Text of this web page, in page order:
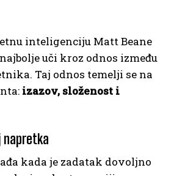
inteligenciju Matt Beane
uči kroz odnos između
Taj odnos temelji se na
izazov, složenost i
napretka
kada je zadatak dovoljno